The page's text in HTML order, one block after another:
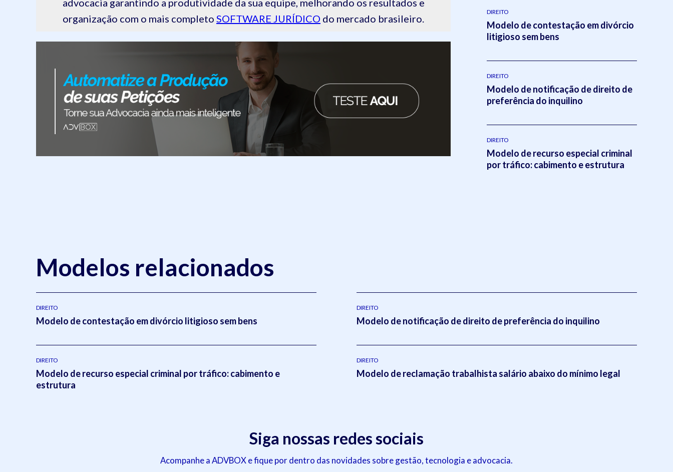
advocacia garantindo a produtividade da sua equipe, melhorando os resultados e
organização com o mais completo SOFTWARE JURÍDICO do mercado brasileiro.
DIREITO
Modelo de contestação em divórcio
litigioso sem bens
DIREITO
Modelo de notificação de direito de
preferência do inquilino
DIREITO
Modelo de recurso especial criminal
por tráfico: cabimento e estrutura
Modelos relacionados
DIREITO
Modelo de contestação em divórcio litigioso sem bens
DIREITO
Modelo de notificação de direito de preferência do inquilino
DIREITO
Modelo de recurso especial criminal por tráfico: cabimento e
estrutura
DIREITO
Modelo de reclamação trabalhista salário abaixo do mínimo legal
Siga nossas redes sociais
Acompanhe a ADVBOX e fique por dentro das novidades sobre gestão, tecnologia e advocacia.